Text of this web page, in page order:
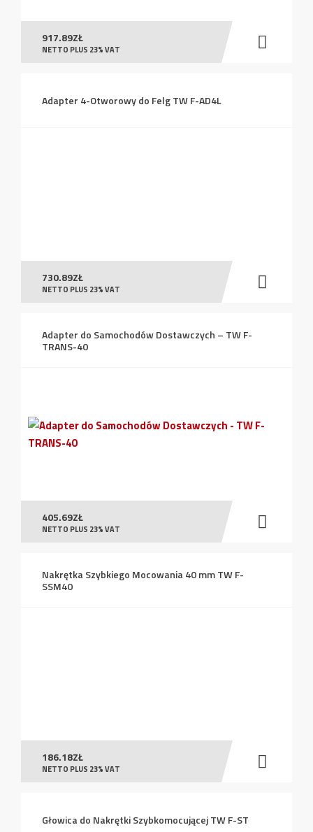
917.89ZŁ
NETTO PLUS 23% VAT
Adapter 4-Otworowy do Felg TW F-AD4L
730.89ZŁ
NETTO PLUS 23% VAT
Adapter do Samochodów Dostawczych – TW F-
TRANS-40
405.69ZŁ
NETTO PLUS 23% VAT
Nakrętka Szybkiego Mocowania 40 mm TW F-
SSM40
186.18ZŁ
NETTO PLUS 23% VAT
Głowica do Nakrętki Szybkomocującej TW F-ST